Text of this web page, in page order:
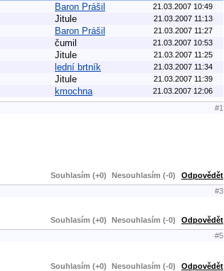
Baron Prášil 21.03.2007 10:49
Jitule 21.03.2007 11:13
Baron Prášil 21.03.2007 11:27
čumil 21.03.2007 10:53
Jitule 21.03.2007 11:25
lední brtník 21.03.2007 11:34
Jitule 21.03.2007 11:39
kmochna 21.03.2007 12:06
#1
Souhlasím (+0) Nesouhlasím (-0) Odpovědět
#3
Souhlasím (+0) Nesouhlasím (-0) Odpovědět
#5
Souhlasím (+0) Nesouhlasím (-0) Odpovědět